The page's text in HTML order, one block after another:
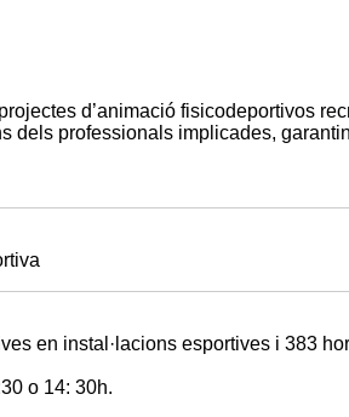
d’animació fisicodeportivos
dels professionals implicades,
en instal·lacions esportives i 383
o 14: 30h.